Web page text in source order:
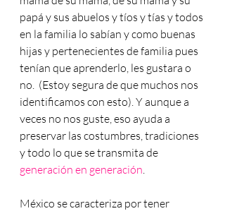
papá y sus abuelos y tíos y tías y todos
en la familia lo sabían y como buenas
hijas y pertenecientes de familia pues
tenían que aprenderlo, les gustara o
no.  (Estoy segura de que muchos nos
identificamos con esto). Y aunque a
veces no nos guste, eso ayuda a
preservar las costumbres, tradiciones
y todo lo que se transmita de
generación en generación.
México se caracteriza por tener